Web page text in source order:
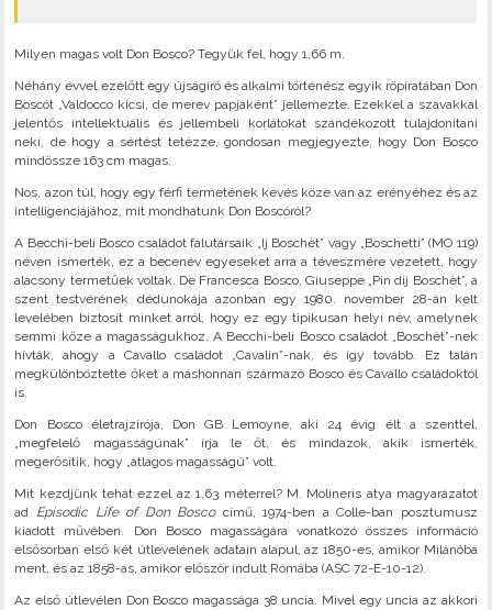
Milyen magas volt Don Bosco? Tegyük fel, hogy 1,66 m.
Néhány évvel ezelőtt egy újságíró és alkalmi történész egyik röpiratában Don
Boscót „Valdocco kicsi, de merev papjaként” jellemezte. Ezekkel a szavakkal
jelentős intellektuális és jellembeli korlátokat szándékozott tulajdonítani
neki, de hogy a sértést tetézze, gondosan megjegyezte, hogy Don Bosco
mindössze 163 cm magas.
Nos, azon túl, hogy egy férfi termetének kevés köze van az erényéhez és az
intelligenciájához, mit mondhatunk Don Boscóról?
A Becchi-beli Bosco családot falutársaik „Ij Boschèt” vagy „Boschetti” (MO 119)
néven ismerték, ez a becenév egyeseket arra a téveszmére vezetett, hogy
alacsony termetűek voltak. De Francesca Bosco, Giuseppe „Pin dij Boschèt”, a
szent testvérének dédunokája azonban egy 1980. november 28-án kelt
levelében biztosít minket arról, hogy ez egy tipikusan helyi név, amelynek
semmi köze a magasságukhoz. A Becchi-beli Bosco családot „Boschèt”-nek
hívták, ahogy a Cavallo családot „Cavalin”-nak, és így tovább. Ez talán
megkülönböztette őket a máshonnan származó Bosco és Cavallo családoktól
is.
Don Bosco életrajzírója, Don GB Lemoyne, aki 24 évig élt a szenttel,
„megfelelő magasságúnak” írja le őt, és mindazok, akik ismerték,
megerősítik, hogy „átlagos magasságú” volt.
Mit kezdjünk tehát ezzel az 1,63 méterrel? M. Molineris atya magyarázatot
ad Episodic Life of Don Boscocímű, 1974-ben a Colle-ban posztumusz
kiadott művében. Don Bosco magasságára vonatkozó összes információ
elsősorban első két útlevelének adatain alapul, az 1850-es, amikor Milánóba
ment, és az 1858-as, amikor először indult Rómába (ASC 72-E-10-12).
Az első útlevélen Don Bosco magassága 38 uncia. Mivel egy uncia az akkori